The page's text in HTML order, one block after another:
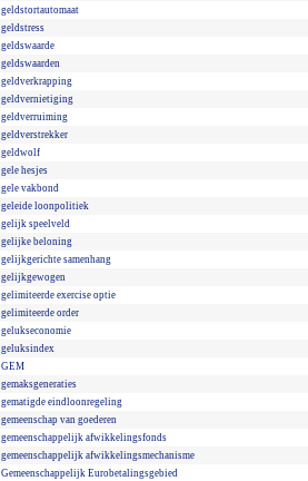
geldstortautomaat
geldstress
geldswaarde
geldswaarden
geldverkrapping
geldvernietiging
geldverruiming
geldverstrekker
geldwolf
gele hesjes
gele vakbond
geleide loonpolitiek
gelijk speelveld
gelijke beloning
gelijkgerichte samenhang
gelijkgewogen
gelimiteerde exercise optie
gelimiteerde order
gelukseconomie
geluksindex
GEM
gemaksgeneraties
gematigde eindloonregeling
gemeenschap van goederen
gemeenschappelijk afwikkelingsfonds
gemeenschappelijk afwikkelingsmechanisme
Gemeenschappelijk Eurobetalingsgebied